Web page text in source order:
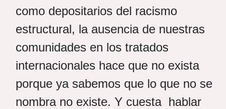
como depositarios del racismo
estructural, la ausencia de nuestras
comunidades en los tratados
internacionales hace que no exista
porque ya sabemos que lo que no se
nombra no existe. Y cuesta hablar